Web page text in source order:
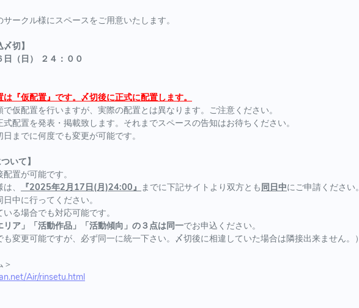
ークル様にスペースをご用意いたします。
切】
日（日） ２４：００
『仮配置』です。〆切後に正式に配置します。
仮配置を行いますが、実際の配置とは異なります。ご注意ください。
配置を発表・掲載致します。それまでスペースの告知はお待ちください。
までに何度でも変更が可能です。
いて】
置が可能です。
、
『2025年2月17日(月)24:00』 までに下記サイトより双方とも同日中にご申請ください。
中に行ってください。
る場合でも対応可能です。
リア」「活動作品」「活動傾向」の３点は同一でお申込ください。
も変更可能ですが、必ず同一に統一下さい。〆切後に相違していた場合は隣接出来ません。）
Air/rinsetu.html